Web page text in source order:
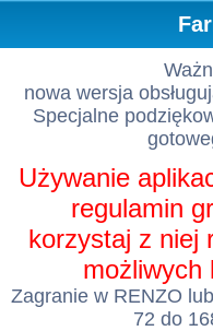
nowa wersja
Specjalne
Używanie
regulamin
korzystaj z niej
możliwych
Zagranie w RENZO
72 do